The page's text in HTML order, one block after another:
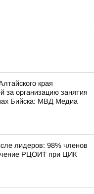
края
за организацию занятия
Бийска: МВД Медиа
лидеров: 98% членов
РЦОИТ при ЦИК